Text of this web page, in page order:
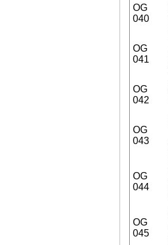
OG
040
OG
041
OG
042
OG
043
OG
044
OG
045